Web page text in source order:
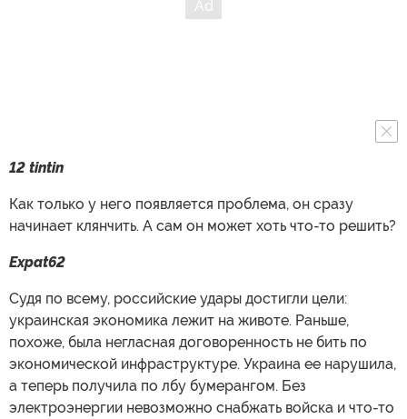
12 tintin
Как только у него появляется проблема, он сразу
начинает клянчить. А сам он может хоть что-то решить?
Expat62
Судя по всему, российские удары достигли цели:
украинская экономика лежит на животе. Раньше,
похоже, была негласная договоренность не бить по
экономической инфраструктуре. Украина ее нарушила,
а теперь получила по лбу бумерангом. Без
электроэнергии невозможно снабжать войска и что-то